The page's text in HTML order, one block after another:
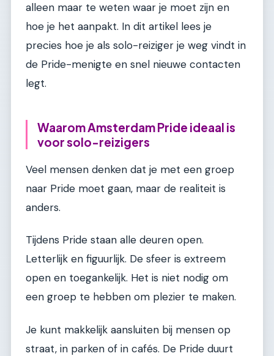
alleen maar te weten waar je moet zijn en
hoe je het aanpakt. In dit artikel lees je
precies hoe je als solo-reiziger je weg vindt in
de Pride-menigte en snel nieuwe contacten
legt.
Waarom Amsterdam Pride ideaal is
voor solo-reizigers
Veel mensen denken dat je met een groep
naar Pride moet gaan, maar de realiteit is
anders.
Tijdens Pride staan alle deuren open.
Letterlijk en figuurlijk. De sfeer is extreem
open en toegankelijk. Het is niet nodig om
een groep te hebben om plezier te maken.
Je kunt makkelijk aansluiten bij mensen op
straat, in parken of in cafés. De Pride duurt